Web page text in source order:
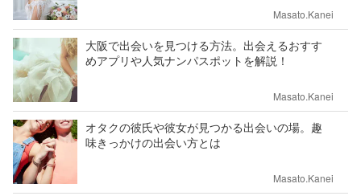
Masato.Kanei
大阪で出会いを見つける方法。出会えるおすす
めアプリや人気ナンパスポットを解説！
Masato.Kanei
オタクの彼氏や彼女が見つかる出会いの場。趣
味きっかけの出会い方とは
Masato.Kanei